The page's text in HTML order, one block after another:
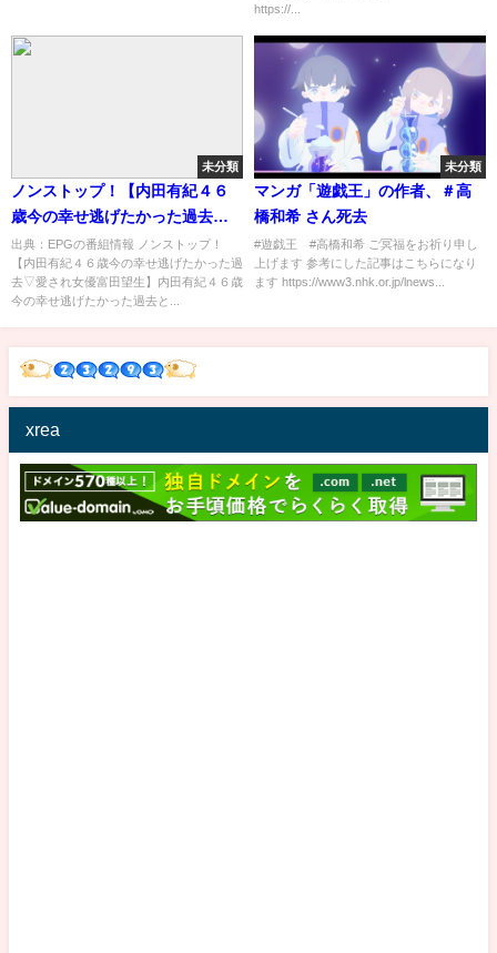
https://...
未分類
ノンストップ！【内田有紀４６
歳今の幸せ逃げたかった過去▽
愛され女優富田望生】[字][デ]…
の番組内容解析まとめ
出典：EPGの番組情報 ノンストップ！
【内田有紀４６歳今の幸せ逃げたかった過
去▽愛され女優富田望生】内田有紀４６歳
今の幸せ逃げたかった過去と...
未分類
マンガ「遊戯王」の作者、＃高
橋和希 さん死去
#遊戯王 #高橋和希 ご冥福をお祈り申し
上げます 参考にした記事はこちらになり
ます https://www3.nhk.or.jp/lnews...
xrea